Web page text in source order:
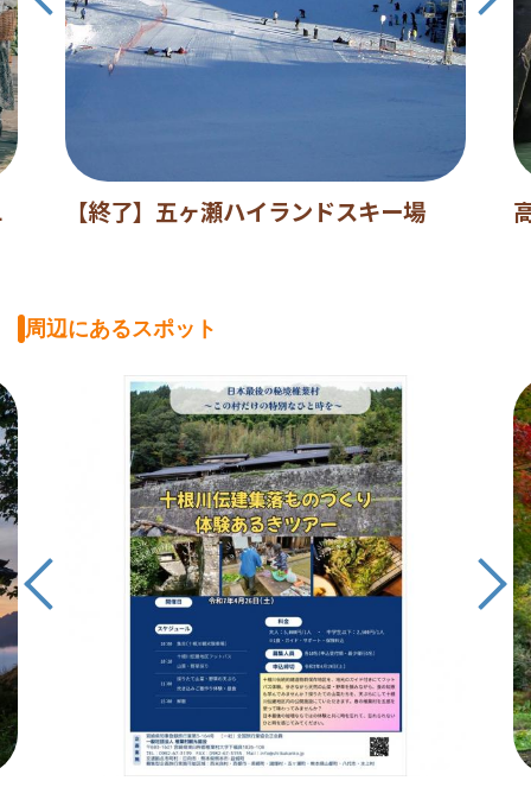
【終了】五ヶ瀬ハイランドスキー場
周辺にあるスポット